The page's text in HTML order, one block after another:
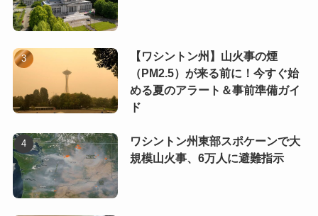
【ワシントン州】山火事の煙
（PM2.5）が来る前に！今すぐ始
める夏のアラート＆事前準備ガイ
ド
ワシントン州東部スポケーンで大
規模山火事、6万人に避難指示